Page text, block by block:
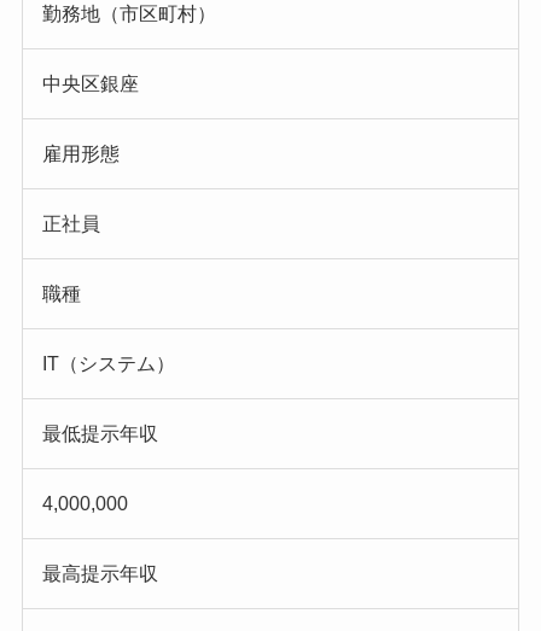
勤務地（市区町村）
中央区銀座
雇用形態
正社員
職種
IT（システム）
最低提示年収
4,000,000
最高提示年収